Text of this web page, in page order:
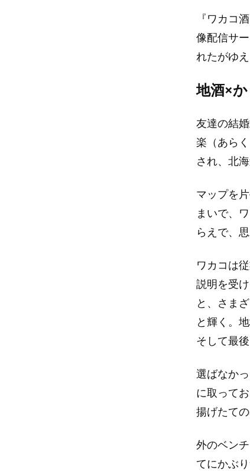
『ワカコ
像配信サ
れたがゆ
地酒×
友達の結
楽（あら
され、北
マップを
まいで、
らえで、
ワカコは
説明を受
と、さま
と輝く。
そして最
選ばなか
に取って
揚げたて
外のベン
てにかぶ